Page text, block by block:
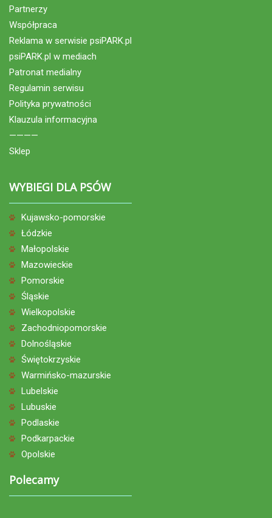
Partnerzy
Współpraca
Reklama w serwisie psiPARK.pl
psiPARK.pl w mediach
Patronat medialny
Regulamin serwisu
Polityka prywatności
Klauzula informacyjna
————
Sklep
WYBIEGI DLA PSÓW
Kujawsko-pomorskie
Łódzkie
Małopolskie
Mazowieckie
Pomorskie
Śląskie
Wielkopolskie
Zachodniopomorskie
Dolnośląskie
Świętokrzyskie
Warmińsko-mazurskie
Lubelskie
Lubuskie
Podlaskie
Podkarpackie
Opolskie
Polecamy